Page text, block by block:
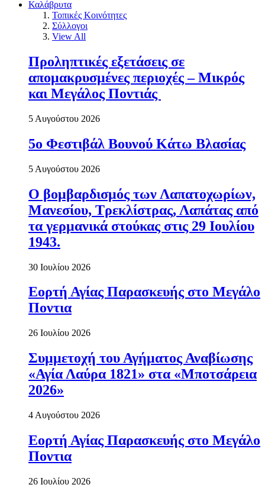
Καλάβρυτα
Τοπικές Κοινότητες
Σύλλογοι
View All
Προληπτικές εξετάσεις σε
απομακρυσμένες περιοχές – Μικρός
και Μεγάλος Ποντιάς
5 Αυγούστου 2026
5ο Φεστιβάλ Βουνού Κάτω Βλασίας
5 Αυγούστου 2026
Ο βομβαρδισμός των Λαπατοχωρίων,
Μανεσίου, Τρεκλίστρας, Λαπάτας από
τα γερμανικά στούκας στις 29 Ιουλίου
1943.
30 Ιουλίου 2026
Εορτή Αγίας Παρασκευής στο Μεγάλο
Ποντια
26 Ιουλίου 2026
Συμμετοχή του Αγήματος Αναβίωσης
«Αγία Λαύρα 1821» στα «Μποτσάρεια
2026»
4 Αυγούστου 2026
Εορτή Αγίας Παρασκευής στο Μεγάλο
Ποντια
26 Ιουλίου 2026